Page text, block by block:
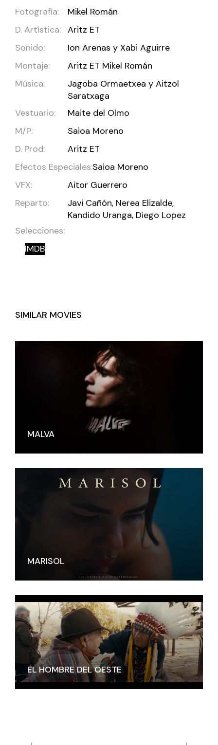
Fotografía:
Mikel Román
D. Artística: Aritz ET
Sonido:
Ion Arenas y Xabi Aguirre
Montaje:
Aritz ET Mikel Román
Música:
Jagoba Ormaetxea y Aitzol
Saratxaga
Vestuario:
Maite del Olmo
M/P:
Saioa Moreno
D. Prod:
Aritz ET
Efectos Especiales:Saioa Moreno
VFX:
Aitor Guerrero
Reparto:
Javi Cañón, Nerea Elizalde,
Kandido Uranga, Diego Lopez
Selecciones:
IMDB
SIMILAR MOVIES
MALVA
MARISOL
EL HOMBRE DEL OESTE